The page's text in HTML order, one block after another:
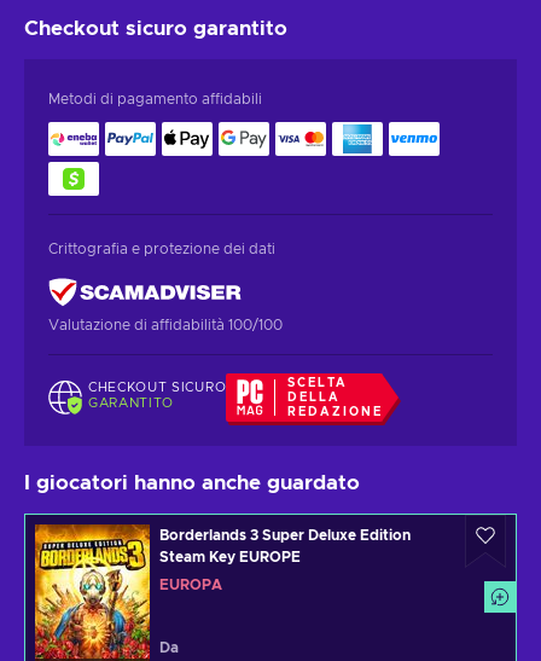
Checkout sicuro garantito
Metodi di pagamento affidabili
Crittografia e protezione dei dati
Valutazione di affidabilità 100/100
CHECKOUT SICURO
GARANTITO
SCELTA
DELLA
REDAZIONE
I giocatori hanno anche guardato
Borderlands 3 Super Deluxe Edition
Steam Key EUROPE
EUROPA
Da